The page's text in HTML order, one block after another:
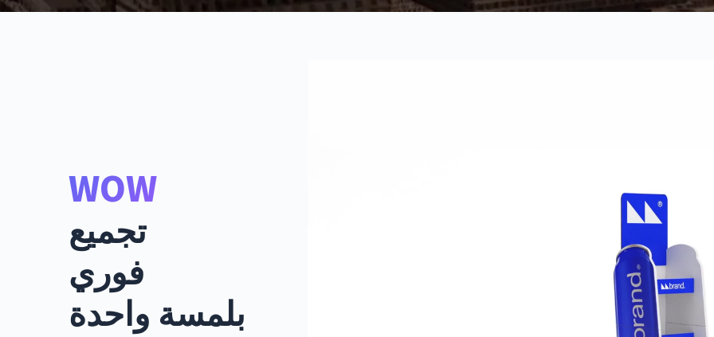
WOW
تجميع
فوري
بلمسة واحدة